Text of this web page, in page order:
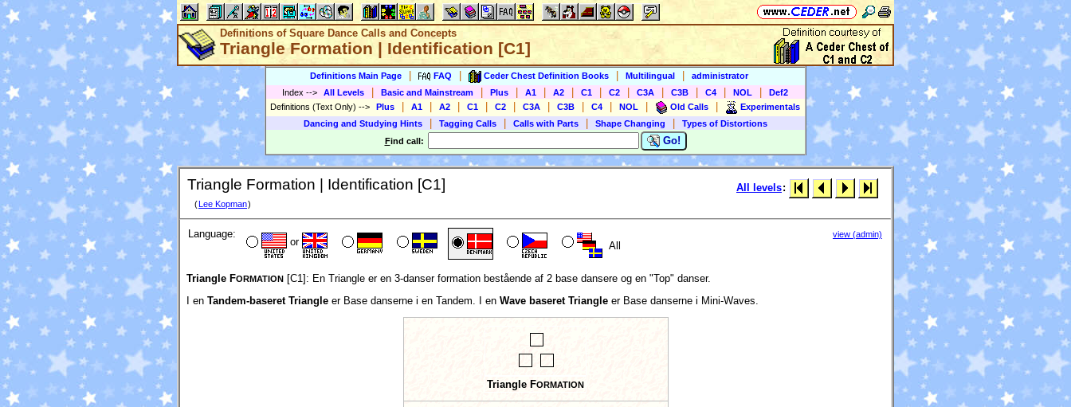
Definitions of Square Dance Calls and Concepts
Triangle Formation | Identification [C1]
Definitions Main Page FAQ Ceder Chest Definition Books Multilingual
administrator
Index --> All Levels Basic and Mainstream Plus A1 A2 C1 C2 C3A C3B C4 NOL
Def2
Definitions (Text Only) --> Plus A1 A2 C1 C2 C3A C3B C4 NOL Old Calls
Experimentals
Dancing and Studying Hints
Tagging Calls Calls with Parts Shape Changing
Types of Distortions
Find call: Go!
Triangle Formation | Identification [C1]
( Lee Kopman)
All levels:
Language:
or All
view (admin)
Triangle FORMATION [C1]: En Triangle er en 3-danser formation bestående af 2 base dansere og en "Top" danser.
I en Tandem-baseret Triangle er Base danserne i en Tandem. I en Wave baseret Triangle er Base danserne i Mini-Waves.
Triangle FORMATION